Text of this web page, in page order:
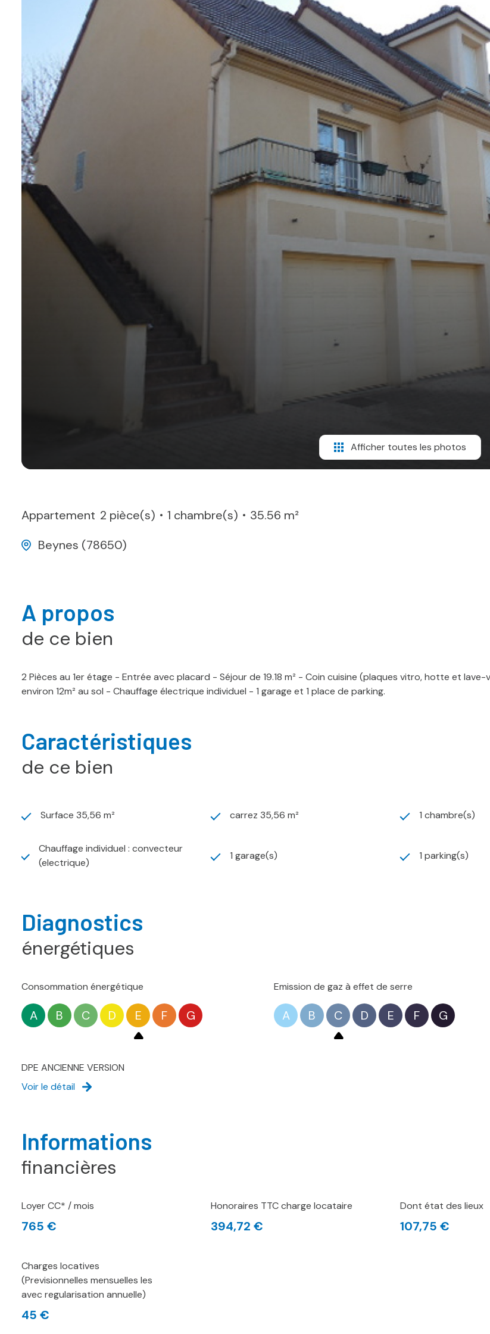
Afficher toutes les photos
Appartement 2 pièce(s) 1 chambre(s)
35.56 m²
Beynes (78650)
A propos
de ce bien
2 Pièces au 1er étage - Entrée avec placard - Séjour de 19.18 m² - Coin cuisine (plaques vitro, hotte et
environ 12m² au sol - Chauffage électrique individuel - 1 garage et 1 place de parking.
Caractéristiques
de ce bien
Surface 35,56 m² carrez 35,56 m² 1 chambre(s)
Chauffage individuel : convecteur
(electrique)
1 garage(s) 1 parking(s)
Diagnostics
énergétiques
Consommation énergétique
A B C D E F G
Emission de gaz à effet de serre
A B C D E F G
DPE ANCIENNE VERSION
Voir le détail
Informations
financières
Loyer CC* / mois
765 €
Honoraires TTC charge locataire
394,72 €
Dont état des lieux
107,75 €
Charges locatives
(Previsionnelles mensuelles les
avec regularisation annuelle)
45 €